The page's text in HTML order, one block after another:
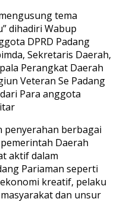
tema
dihadiri Wabup
DPRD Padang
Sekretaris Daerah,
Perangkat Daerah
Veteran Se Padang
Para anggota
penyerahan berbagai
Daerah
aktif dalam
Pariaman seperti
kreatif, pelaku
dan unsur